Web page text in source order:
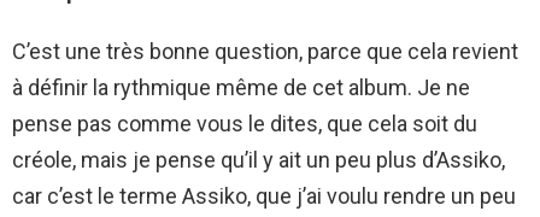
C’est une très bonne question, parce que cela revient
à définir la rythmique même de cet album. Je ne
pense pas comme vous le dites, que cela soit du
créole, mais je pense qu’il y ait un peu plus d’Assiko,
car c’est le terme Assiko, que j’ai voulu rendre un peu